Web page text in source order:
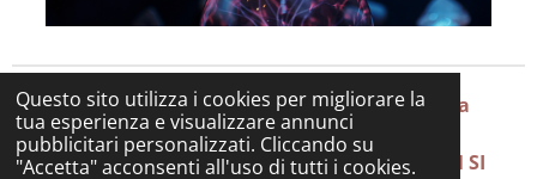
Questo sito utilizza i cookies per migliorare la
tua esperienza e visualizzare annunci
pubblicitari personalizzati. Cliccando su
"Accetta" acconsenti all'uso di tutti i cookies.
© 2025 cartomante-kelen.net Servizio offerto da
Elena del duce CARTOMANTE KELEN P.IVA:
IT12040300969 Vietato ai minori di 18 anni NON SI